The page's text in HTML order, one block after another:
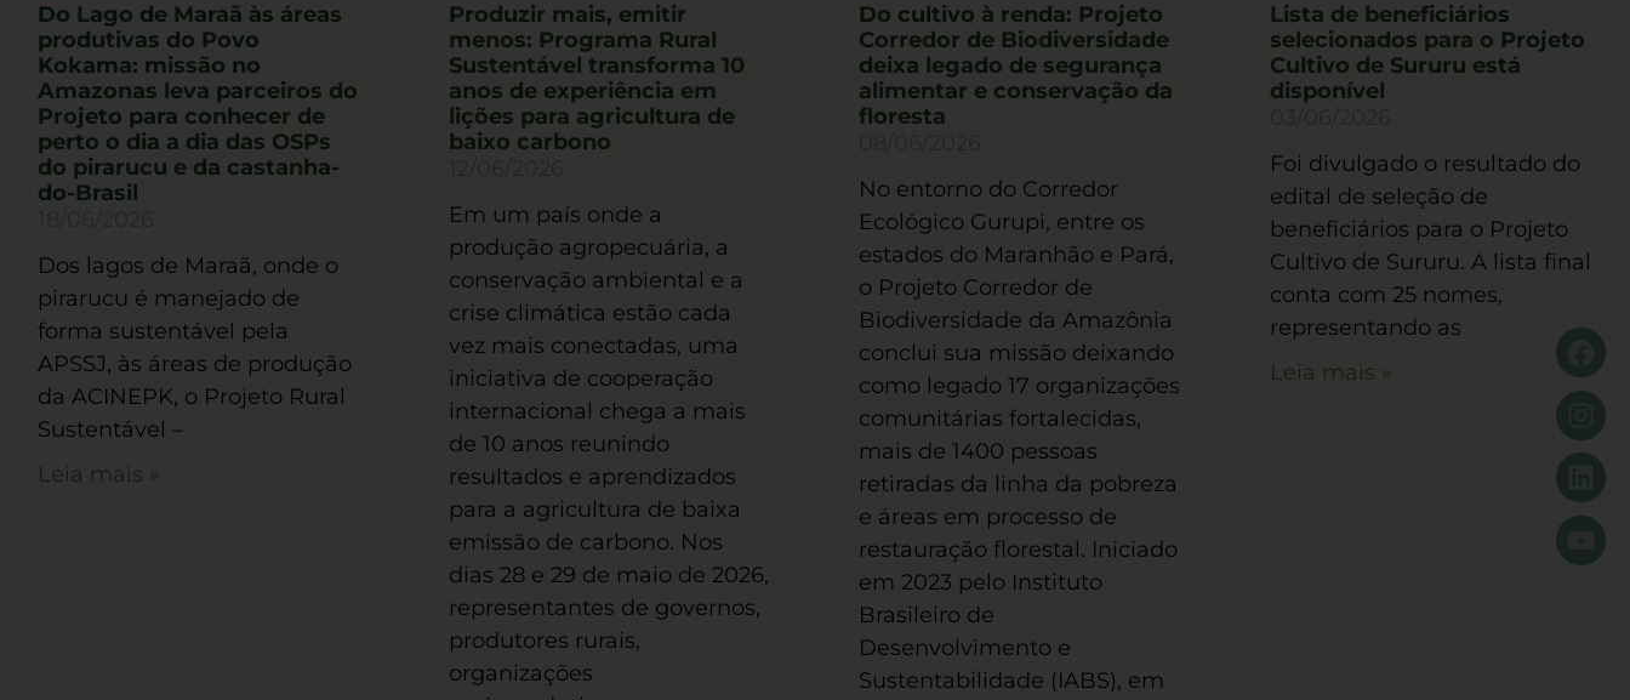
Do Lago de Maraã às áreas
produtivas do Povo
Kokama: missão no
Amazonas leva parceiros do
Projeto para conhecer de
perto o dia a dia das OSPs
do pirarucu e da castanha-
do-Brasil
Dos lagos de Maraã, onde o
pirarucu é manejado de
forma sustentável pela
APSSJ, às áreas de produção
da ACINEPK, o Projeto Rural
Sustentável –
Leia mais »
Produzir mais, emitir
menos: Programa Rural
Sustentável transforma 10
anos de experiência em
lições para agricultura de
baixo carbono
Em um país onde a
produção agropecuária, a
conservação ambiental e a
crise climática estão cada
vez mais conectadas, uma
iniciativa de cooperação
internacional chega a mais
de 10 anos reunindo
resultados e aprendizados
para a agricultura de baixa
emissão de carbono. Nos
dias 28 e 29 de maio de 2026,
representantes de governos,
produtores rurais,
organizações
Do cultivo à renda: Projeto
Corredor de Biodiversidade
deixa legado de segurança
alimentar e conservação da
floresta
No entorno do Corredor
Ecológico Gurupi, entre os
estados do Maranhão e Pará,
o Projeto Corredor de
Biodiversidade da Amazônia
conclui sua missão deixando
como legado 17 organizações
comunitárias fortalecidas,
mais de 1400 pessoas
retiradas da linha da pobreza
e áreas em processo de
restauração florestal. Iniciado
em 2023 pelo Instituto
Brasileiro de
Desenvolvimento e
Sustentabilidade (IABS), em
Lista de beneficiários
selecionados para o Projeto
Cultivo de Sururu está
disponível
Foi divulgado o resultado do
edital de seleção de
beneficiários para o Projeto
Cultivo de Sururu. A lista final
conta com 25 nomes,
representando as
Leia mais »